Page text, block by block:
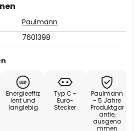
Paulmann
7601398
Energieeffiz
ient und
langlebig
Typ C -
Euro-
Stecker
Paulmann
- 5 Jahre
Produktgar
antie,
ausgeno
mmen